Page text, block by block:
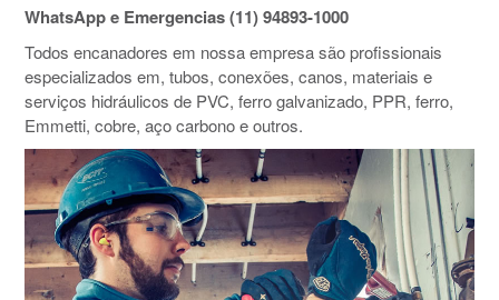
WhatsApp e Emergencias (11) 94893-1000
Todos encanadores em nossa empresa são profissionais
especializados em, tubos, conexões, canos, materiais e
serviços hidráulicos de PVC, ferro galvanizado, PPR, ferro,
Emmetti, cobre, aço carbono e outros.